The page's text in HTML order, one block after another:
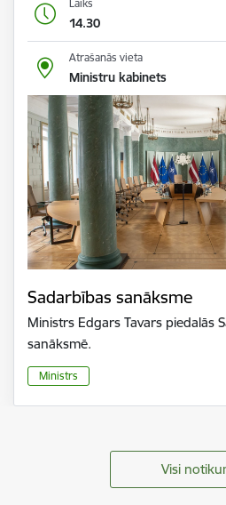
Laiks
14.30
Atrašanās vieta
Ministru kabinets
Sadarbības sanāksme
Ministrs Edgars Tavars piedalās
sanāksmē.
Ministrs
Visi